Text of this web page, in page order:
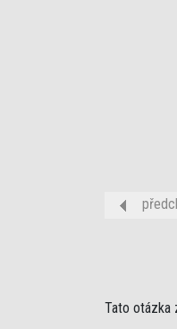
Tato otázka